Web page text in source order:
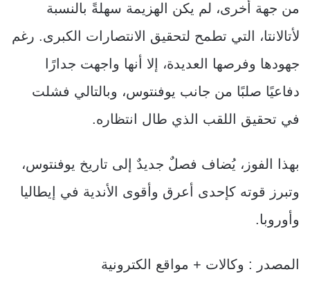
من جهة أخرى، لم يكن الهزيمة سهلةً بالنسبة
لأتالانتا، التي تطمح لتحقيق الانتصارات الكبرى. رغم
جهودها وفرصها العديدة، إلا أنها واجهت جدارًا
دفاعيًا صلبًا من جانب يوفنتوس، وبالتالي فشلت
في تحقيق اللقب الذي طال انتظاره.
بهذا الفوز، يُضاف فصلٌ جديدٌ إلى تاريخ يوفنتوس،
وتبرز قوته كإحدى أعرق وأقوى الأندية في إيطاليا
وأوروبا.
المصدر : وكالات + مواقع الكترونية